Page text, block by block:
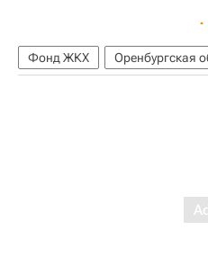
Фонд ЖКХ Оренбургская